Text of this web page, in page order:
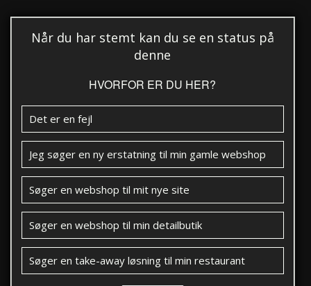
Når du har stemt kan du se en status på
denne
HVORFOR ER DU HER?
Det er en fejl
Jeg søger en ny erstatning til min gamle webshop
Søger en webshop til mit nye site
Søger en webshop til min detailbutik
Søger en take-away løsning til min restaurant